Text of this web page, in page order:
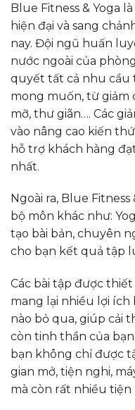
Blue Fitness & Yoga
hiện đại và sang
nay. Đội ngũ huấn
nước ngoài của
quyết tất cả nhu cầu
mong muốn, từ giảm
mỡ, thư giãn…. Các
vào nâng cao kiến
hỗ trợ khách hàng
nhất.
Ngoài ra, Blue
bộ môn khác như:
tạo bài bản, chuyên
cho bạn kết quả tập
Các bài tập được
mang lại nhiều lợi
nào bỏ qua, giúp cải
còn tinh thần của
bạn không chỉ được
gian mở, tiện nghi,
mà còn rất nhiều tiện